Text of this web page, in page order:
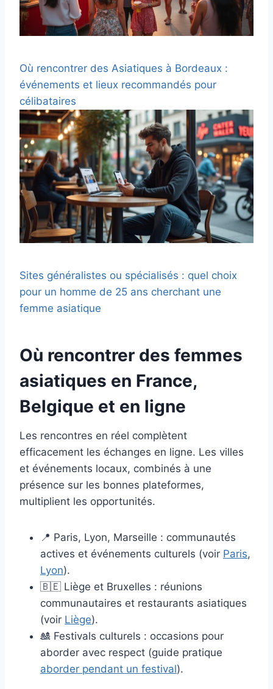
Où rencontrer des Asiatiques à Bordeaux :
événements et lieux recommandés pour
célibataires
Sites généralistes ou spécialisés : quel choix
pour un homme de 25 ans cherchant une
femme asiatique
Où rencontrer des femmes
asiatiques en France,
Belgique et en ligne
Les rencontres en réel complètent
efficacement les échanges en ligne. Les villes
et événements locaux, combinés à une
présence sur les bonnes plateformes,
multiplient les opportunités.
📍 Paris, Lyon, Marseille : communautés
actives et événements culturels (voir Paris,
Lyon).
🇧🇪 Liège et Bruxelles : réunions
communautaires et restaurants asiatiques
(voir Liège).
🎎 Festivals culturels : occasions pour
aborder avec respect (guide pratique
aborder pendant un festival).